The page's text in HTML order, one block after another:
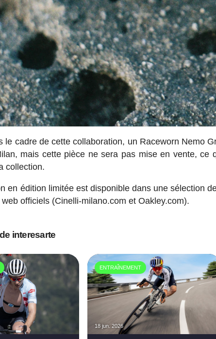
le cadre de cette collaboration, un Raceworn Nemo
mais cette pièce ne sera pas mise en vente, ce
collection.
en édition limitée est disponible dans une sélection
officiels (Cinelli-milano.com et Oakley.com).
interesarte
ENTRAÎNEMENT
18 jun. 2026